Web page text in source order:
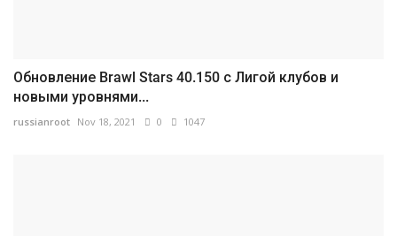
Обновление Brawl Stars 40.150 с Лигой клубов и
новыми уровнями...
russianroot Nov 18, 2021 0 1047